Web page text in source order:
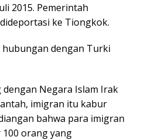
2015. Pemerintah
ke Tiongkok.
hubungan dengan Turki
Negara Islam Irak
imigran itu kabur
bahwa para imigran
orang yang